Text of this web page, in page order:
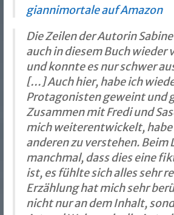
giannimortale auf Amazon
Die Zeilen der Autorin
auch in diesem Buch wieder
und konnte es nur schwer
[…] Auch hier, habe ich
Protagonisten geweint und
Zusammen mit Fredi und
mich weiterentwickelt,
anderen zu verstehen. Beim
manchmal, dass dies eine
ist, es fühlte sich alles sehr
Erzählung hat mich sehr
nicht nur an dem Inhalt,